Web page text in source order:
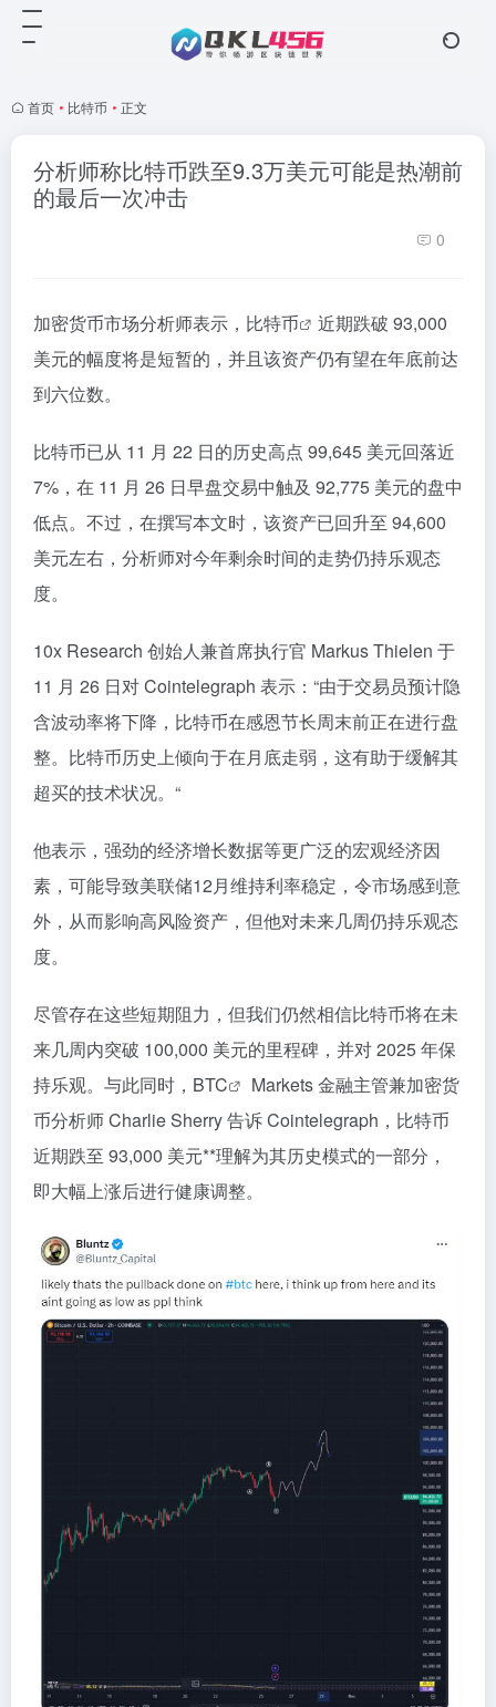
首页 • 比特币 • 正文
分析师称比特币跌至9.3万美元可能是热潮前
的最后一次冲击
0
加密货币市场分析师表示， 比特币
近期跌破 93,000
美元的幅度将是短暂的，并且该资产仍有望在年底前达
到六位数。
比特币已从 11 月 22 日的历史高点 99,645 美元回落近
7%，在 11 月 26 日早盘交易中触及 92,775 美元的盘中
低点。不过，在撰写本文时，该资产已回升至 94,600
美元左右，分析师对今年剩余时间的走势仍持乐观态
度。
10x Research 创始人兼首席执行官 Markus Thielen 于
11 月 26 日对 Cointelegraph 表示：“由于交易员预计隐
含波动率将下降，比特币在感恩节长周末前正在进行盘
整。比特币历史上倾向于在月底走弱，这有助于缓解其
超买的技术状况。“
他表示，强劲的经济增长数据等更广泛的宏观经济因
素，可能导致美联储12月维持利率稳定，令市场感到意
外，从而影响高风险资产，但他对未来几周仍持乐观态
度。
尽管存在这些短期阻力，但我们仍然相信比特币将在未
来几周内突破 100,000 美元的里程碑，并对 2025 年保
持乐观。与此同时， BTC
Markets 金融主管兼加密货
币分析师 Charlie Sherry 告诉 Cointelegraph，比特币
近期跌至 93,000 美元**理解为其历史模式的一部分，
即大幅上涨后进行健康调整。